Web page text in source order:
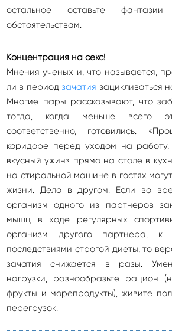
остальное оставьте
обстоятельствам.
Концентрация на секс!
Мнения ученых и, что называется,
ли в периодзачатия зацикливаться
Многие пары рассказывают, что
тогда, когда меньше всего
соответственно, готовились.
коридоре перед уходом на работу,
вкусный ужин» прямо на столе в
на стиральной машине в гостях
жизни. Дело в другом. Если во
организм одного из партнеров
мышц в ходе регулярных
организм другого партнера, к
последствиями строгой диеты, то
зачатия снижается в разы.
нагрузки, разнообразьте рацион
фрукты и морепродукты), живите
перегрузок.